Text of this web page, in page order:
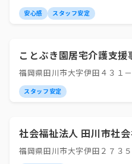
安心感 スタッフ安定
ことぶき園居宅介護支援
福岡県田川市大字伊田４３１－
スタッフ安定
社会福祉法人 田川市社
福岡県田川市大字伊田２７３